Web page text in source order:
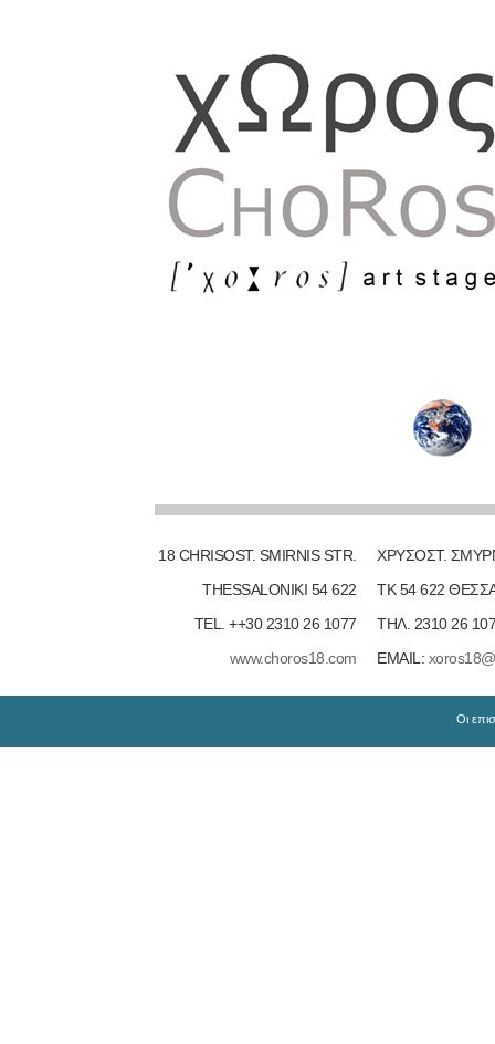
18 CHRISOST. SMIRNIS STR.
THESSALONIKI 54 622
TEL. ++30 2310 26 1077
www.choros18.com
ΧΡΥΣΟΣΤ.
ΤΚ 54 622
ΤΗΛ. 2310 26
EMAIL:
Οι